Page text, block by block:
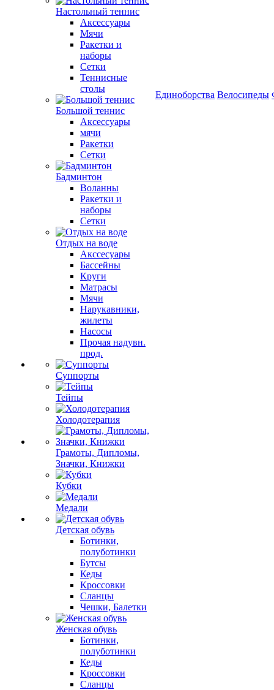
Настольный теннис
Аксессуары
Мячи
Ракетки и
наборы
Сетки
Теннисные
столы
Большой теннис
Аксессуары
мячи
Ракетки
Сетки
Бадминтон
Воланны
Ракетки и
наборы
Сетки
Отдых на воде
Акссесуары
Бассейны
Круги
Матрасы
Мячи
Нарукавники,
жилеты
Насосы
Прочая надувн.
прод.
Суппорты
Тейпы
Холодотерапия
Грамоты, Дипломы,
Значки, Книжки
Кубки
Медали
Детская обувь
Ботинки,
полуботинки
Бутсы
Кеды
Кроссовки
Сланцы
Чешки, Балетки
Женская обувь
Ботинки,
полуботинки
Кеды
Кроссовки
Сланцы
Единоборства Велосипеды